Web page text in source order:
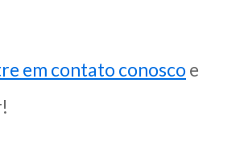
em contato conosco e